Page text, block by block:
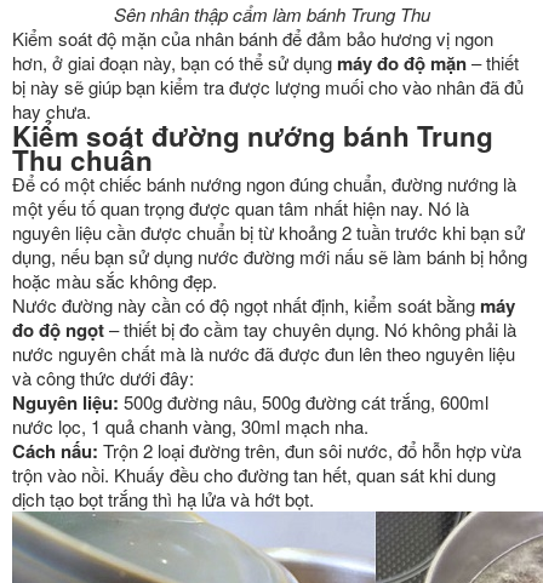
Sên nhân thập cẩm làm bánh Trung Thu
Kiểm soát độ mặn của nhân bánh để đảm bảo hương vị ngon
hơn, ở giai đoạn này, bạn có thể sử dụng máy đo độ mặn– thiết
bị này sẽ giúp bạn kiểm tra được lượng muối cho vào nhân đã đủ
hay chưa.
Kiểm soát đường nướng bánh Trung
Thu chuẩn
Để có một chiếc bánh nướng ngon đúng chuẩn, đường nướng là
một yếu tố quan trọng được quan tâm nhất hiện nay. Nó là
nguyên liệu cần được chuẩn bị từ khoảng 2 tuần trước khi bạn sử
dụng, nếu bạn sử dụng nước đường mới nấu sẽ làm bánh bị hỏng
hoặc màu sắc không đẹp.
Nước đường này cần có độ ngọt nhất định, kiểm soát bằng máy
đo độ ngọt– thiết bị đo cầm tay chuyên dụng. Nó không phải là
nước nguyên chất mà là nước đã được đun lên theo nguyên liệu
và công thức dưới đây:
Nguyên liệu: 500g đường nâu, 500g đường cát trắng, 600ml
nước lọc, 1 quả chanh vàng, 30ml mạch nha.
Cách nấu: Trộn 2 loại đường trên, đun sôi nước, đổ hỗn hợp vừa
trộn vào nồi. Khuấy đều cho đường tan hết, quan sát khi dung
dịch tạo bọt trắng thì hạ lửa và hớt bọt.